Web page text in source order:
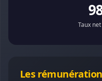
Taux
Les